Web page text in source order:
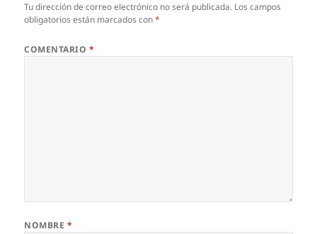
Tu dirección de correo electrónico no será publicada. Los campos
obligatorios están marcados con*
COMENTARIO *
NOMBRE *